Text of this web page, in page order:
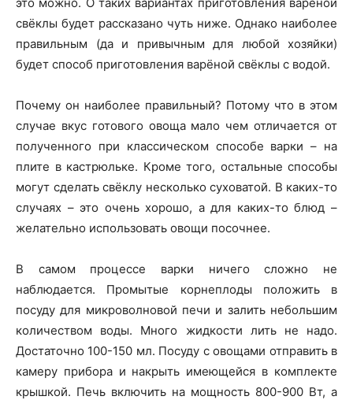
свёклы будет рассказано чуть ниже. Однако наиболее
правильным (да и привычным для любой хозяйки)
будет способ приготовления варёной свёклы с водой.
Почему он наиболее правильный? Потому что в этом
случае вкус готового овоща мало чем отличается от
полученного при классическом способе варки – на
плите в кастрюльке. Кроме того, остальные способы
могут сделать свёклу несколько суховатой. В каких-то
случаях – это очень хорошо, а для каких-то блюд –
желательно использовать овощи посочнее.
В самом процессе варки ничего сложно не
наблюдается. Промытые корнеплоды положить в
посуду для микроволновой печи и залить небольшим
количеством воды. Много жидкости лить не надо.
Достаточно 100-150 мл. Посуду с овощами отправить в
камеру прибора и накрыть имеющейся в комплекте
крышкой. Печь включить на мощность 800-900 Вт, а